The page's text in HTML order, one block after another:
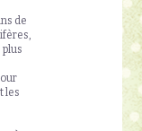
de
les